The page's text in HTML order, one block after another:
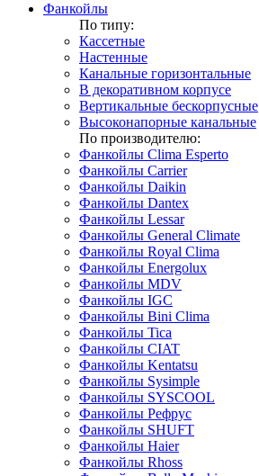
Фанкойлы
По типу:
Кассетные
Настенные
Канальные горизонтальные
В декоративном корпусе
Вертикальные бескорпусные
Высоконапорные канальные
По производителю:
Фанкойлы Clima Esperto
Фанкойлы Carrier
Фанкойлы Daikin
Фанкойлы Dantex
Фанкойлы Lessar
Фанкойлы General Climate
Фанкойлы Royal Clima
Фанкойлы Energolux
Фанкойлы MDV
Фанкойлы IGC
Фанкойлы Bini Clima
Фанкойлы Tica
Фанкойлы CIAT
Фанкойлы Kentatsu
Фанкойлы Sysimple
Фанкойлы SYSCOOL
Фанкойлы Рефрус
Фанкойлы SHUFT
Фанкойлы Haier
Фанкойлы Rhoss